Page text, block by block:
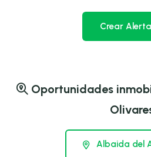
Crear
Oportunidades
Albaida del